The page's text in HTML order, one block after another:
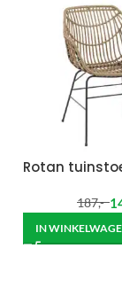
Rotan
187,-
IN